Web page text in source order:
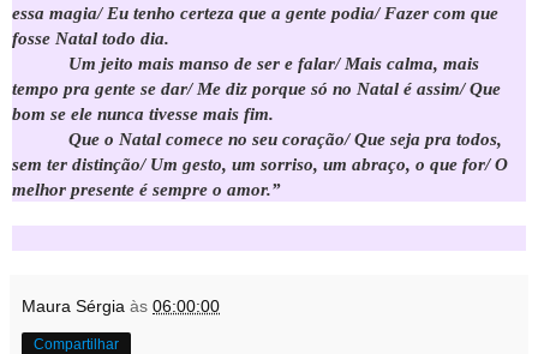
essa magia/ Eu tenho certeza que a gente podia/ Fazer com que
fosse Natal todo dia.
Um jeito mais manso de ser e falar/ Mais calma, mais
tempo pra gente se dar/ Me diz porque só no Natal é assim/ Que
bom se ele nunca tivesse mais fim.
Que o Natal comece no seu coração/ Que seja pra todos,
sem ter distinção/ Um gesto, um sorriso, um abraço, o que for/ O
melhor presente é sempre o amor.”
Maura Sérgia às 06:00:00
Compartilhar